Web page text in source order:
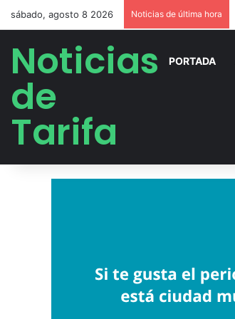
sábado, agosto 8 2026 Noticias de última hora
Noticias
de
Tarifa
PORTADA